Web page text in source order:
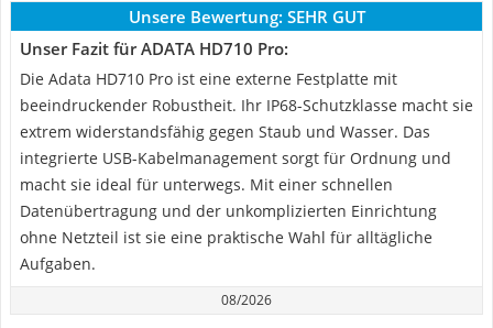
Unsere Bewertung: SEHR GUT
Unser Fazit für ADATA HD710 Pro:
Die Adata HD710 Pro ist eine externe Festplatte mit
beeindruckender Robustheit. Ihr IP68-Schutzklasse macht sie
extrem widerstandsfähig gegen Staub und Wasser. Das
integrierte USB-Kabelmanagement sorgt für Ordnung und
macht sie ideal für unterwegs. Mit einer schnellen
Datenübertragung und der unkomplizierten Einrichtung
ohne Netzteil ist sie eine praktische Wahl für alltägliche
Aufgaben.
08/2026